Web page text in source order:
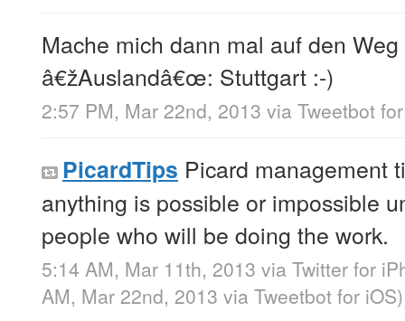
Mache mich dann mal auf den
â€žAuslandâ€œ: Stuttgart :-)
2:57 PM, Mar 22nd, 2013 via Tweetbot
PicardTips Picard management
anything is possible or impossible
people who will be doing the work.
5:14 AM, Mar 11th, 2013 via Twitter for
AM, Mar 22nd, 2013 via Tweetbot for iOS)